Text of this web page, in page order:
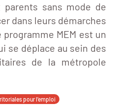
sans mode de
dans leurs démarches
MEM est un
se déplace au sein des
de la métropole
pour l’emploi